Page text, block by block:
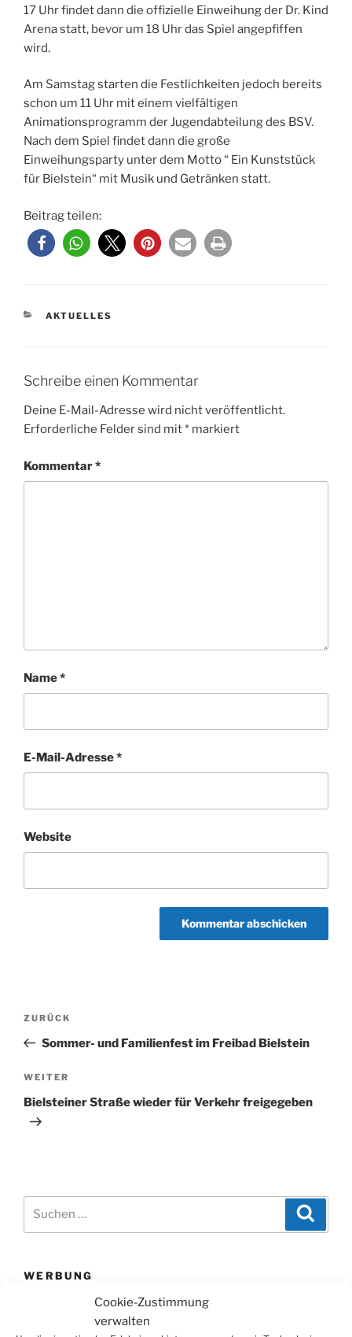
Cookie-Zustimmung
verwalten
17 Uhr findet dann die offizielle Einweihung der Dr. Kind
Arena statt, bevor um 18 Uhr das Spiel angepfiffen
wird.
Am Samstag starten die Festlichkeiten jedoch bereits
schon um 11 Uhr mit einem vielfältigen
Animationsprogramm der Jugendabteilung des BSV.
Nach dem Spiel findet dann die große
Einweihungsparty unter dem Motto “ Ein Kunststück
für Bielstein“ mit Musik und Getränken statt.
Beitrag teilen:
KATEGORIEN
AKTUELLES
Schreibe einen Kommentar
Deine E-Mail-Adresse wird nicht veröffentlicht.
Erforderliche Felder sind mit* markiert
Kommentar*
Name*
E-Mail-Adresse*
Website
Beitragsnavigation
Vorheriger
Beitrag
ZURÜCK
Sommer- und Familienfest im Freibad Bielstein
Nächster
Beitrag
WEITER
Bielsteiner Straße wieder für Verkehr freigegeben
WERBUNG